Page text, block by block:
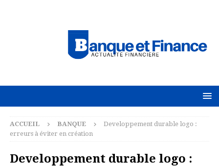
ACCUEIL BANQUE
Developpement durable logo :
erreurs à éviter en création
Developpement durable logo :